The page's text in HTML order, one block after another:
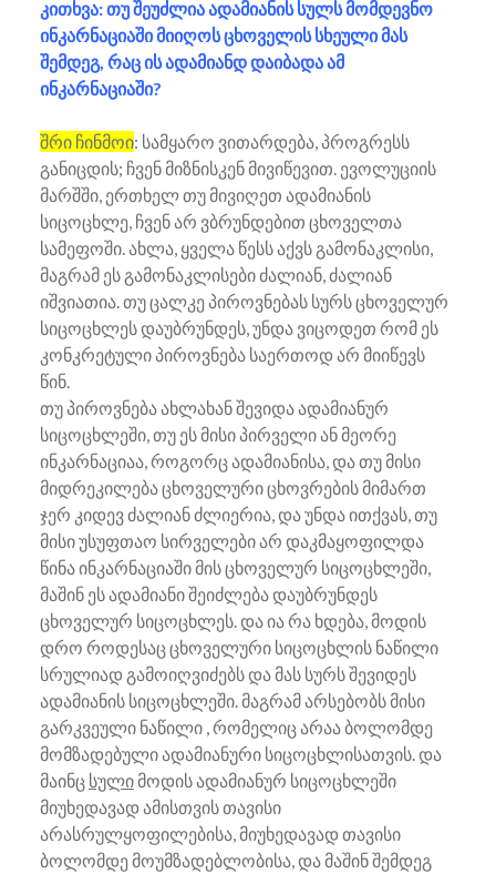
კითხვა: თუ შეუძლია ადამიანის სულს მომდევნო
ინკარნაციაში მიიღოს ცხოველის სხეული მას
შემდეგ, რაც ის ადამიანდ დაიბადა ამ
ინკარნაციაში?
შრი ჩინმოი: სამყარო ვითარდება, პროგრესს
განიცდის; ჩვენ მიზნისკენ მივიწევით. ევოლუციის
მარშში, ერთხელ თუ მივიღეთ ადამიანის
სიცოცხლე, ჩვენ არ ვბრუნდებით ცხოველთა
სამეფოში. ახლა, ყველა წესს აქვს გამონაკლისი,
მაგრამ ეს გამონაკლისები ძალიან, ძალიან
იშვიათია. თუ ცალკე პიროვნებას სურს ცხოველურ
სიცოცხლეს დაუბრუნდეს, უნდა ვიცოდეთ რომ ეს
კონკრეტული პიროვნება საერთოდ არ მიიწევს
წინ.
თუ პიროვნება ახლახან შევიდა ადამიანურ
სიცოცხლეში, თუ ეს მისი პირველი ან მეორე
ინკარნაციაა, როგორც ადამიანისა, და თუ მისი
მიდრეკილება ცხოველური ცხოვრების მიმართ
ჯერ კიდევ ძალიან ძლიერია, და უნდა ითქვას, თუ
მისი უსუფთაო სირველები არ დაკმაყოფილდა
წინა ინკარნაციაში მის ცხოველურ სიცოცხლეში,
მაშინ ეს ადამიანი შეიძლება დაუბრუნდეს
ცხოველურ სიცოცხლეს. და ია რა ხდება, მოდის
დრო როდესაც ცხოველური სიცოცხლის ნაწილი
სრულიად გამოიღვიძებს და მას სურს შევიდეს
ადამიანის სიცოცხლეში. მაგრამ არსებობს მისი
გარკვეული ნაწილი , რომელიც არაა ბოლომდე
მომზადებული ადამიანური სიცოცხლისათვის. და
მაინც სულიმოდის ადამიანურ სიცოცხლეში
მიუხედავად ამისთვის თავისი
არასრულყოფილებისა, მიუხედავად თავისი
ბოლომდე მოუმზადებლობისა, და მაშინ შემდეგ